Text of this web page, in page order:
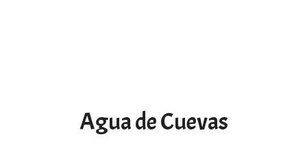
Agua de Cuevas